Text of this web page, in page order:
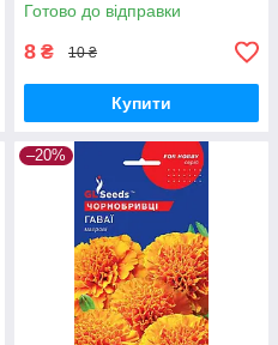
Готово до відправки
8 ₴ 10 ₴
Купити
–20%